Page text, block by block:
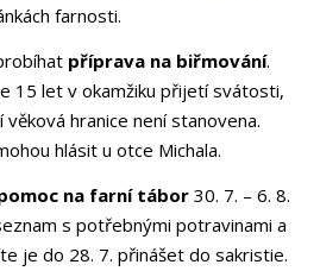
farnosti.
příprava na biřmování.
15 let v okamžiku přijetí svátosti,
hranice není stanovena.
hlásit u otce Michala.
na farní tábor 30. 7. – 6. 8.
s potřebnými potravinami a
je do 28. 7. přinášet do sakristie.